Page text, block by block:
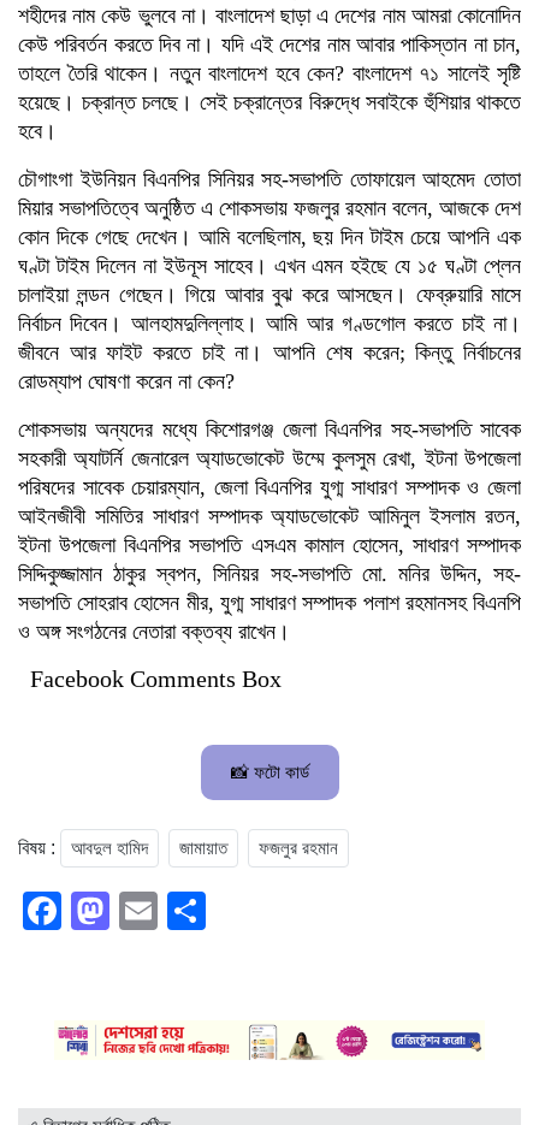
শহীদের নাম কেউ ভুলবে না। বাংলাদেশ ছাড়া এ দেশের নাম আমরা কোনোদিন
কেউ পরিবর্তন করতে দিব না। যদি এই দেশের নাম আবার পাকিস্তান না চান,
তাহলে তৈরি থাকেন। নতুন বাংলাদেশ হবে কেন? বাংলাদেশ ৭১ সালেই সৃষ্টি
হয়েছে। চক্রান্ত চলছে। সেই চক্রান্তের বিরুদ্ধে সবাইকে হুঁশিয়ার থাকতে
হবে।
চৌগাংগা ইউনিয়ন বিএনপির সিনিয়র সহ-সভাপতি তোফায়েল আহমেদ তোতা
মিয়ার সভাপতিত্বে অনুষ্ঠিত এ শোকসভায় ফজলুর রহমান বলেন, আজকে দেশ
কোন দিকে গেছে দেখেন। আমি বলেছিলাম, ছয় দিন টাইম চেয়ে আপনি এক
ঘণ্টা টাইম দিলেন না ইউনূস সাহেব। এখন এমন হইছে যে ১৫ ঘণ্টা প্লেন
চালাইয়া লন্ডন গেছেন। গিয়ে আবার বুঝ করে আসছেন। ফেব্রুয়ারি মাসে
নির্বাচন দিবেন। আলহামদুলিল্লাহ। আমি আর গণ্ডগোল করতে চাই না।
জীবনে আর ফাইট করতে চাই না। আপনি শেষ করেন; কিন্তু নির্বাচনের
রোডম্যাপ ঘোষণা করেন না কেন?
শোকসভায় অন্যদের মধ্যে কিশোরগঞ্জ জেলা বিএনপির সহ-সভাপতি সাবেক
সহকারী অ্যাটর্নি জেনারেল অ্যাডভোকেট উম্মে কুলসুম রেখা, ইটনা উপজেলা
পরিষদের সাবেক চেয়ারম্যান, জেলা বিএনপির যুগ্ম সাধারণ সম্পাদক ও জেলা
আইনজীবী সমিতির সাধারণ সম্পাদক অ্যাডভোকেট আমিনুল ইসলাম রতন,
ইটনা উপজেলা বিএনপির সভাপতি এসএম কামাল হোসেন, সাধারণ সম্পাদক
সিদ্দিকুজ্জামান ঠাকুর স্বপন, সিনিয়র সহ-সভাপতি মো. মনির উদ্দিন, সহ-
সভাপতি সোহরাব হোসেন মীর, যুগ্ম সাধারণ সম্পাদক পলাশ রহমানসহ বিএনপি
ও অঙ্গ সংগঠনের নেতারা বক্তব্য রাখেন।
Facebook Comments Box
📸 ফটো কার্ড
বিষয় : আবদুল হামিদ জামায়াত ফজলুর রহমান
Facebook
Mastodon
Email